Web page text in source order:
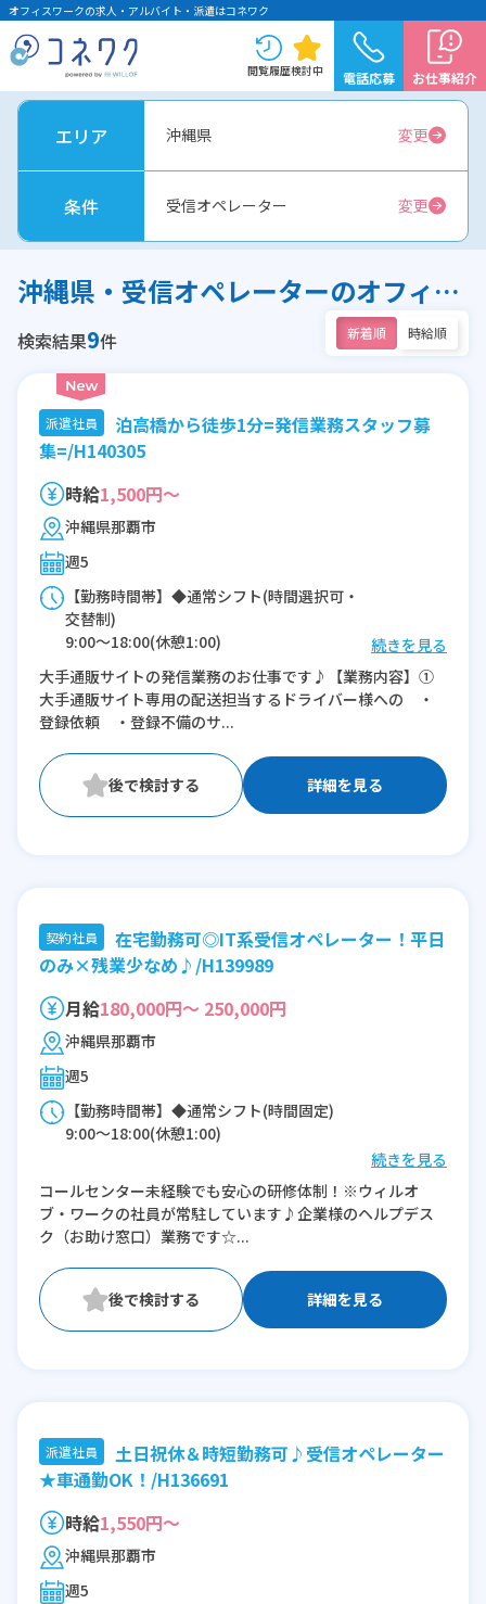
オフィスワークの求人・アルバイト・派遣はコネワク
閲覧履歴検討中 電話応募 お仕事紹介
エリア 沖縄県 変更
条件 受信オペレーター 変更
沖縄県・受信オペレーターのオフィスワーク求人
検索結果9件 新着順 時給順
派遣社員
泊高橋から徒歩1分=発信業務スタッフ募
集=/H140305
時給1,500円～
沖縄県那覇市
週5
【勤務時間帯】◆通常シフト(時間選択可・
交替制)
9:00〜18:00(休憩1:00)
※残業：10時間程度/月
続きを見る
大手通販サイトの発信業務のお仕事です♪【業務内容】①
大手通販サイト専用の配送担当するドライバー様への ・
登録依頼 ・登録不備のサ...
詳細を見る
契約社員
在宅勤務可◎IT系受信オペレーター！平日
のみ×残業少なめ♪/H139989
月給180,000円～ 250,000円
沖縄県那覇市
週5
【勤務時間帯】◆通常シフト(時間固定)
9:00〜18:00(休憩1:00)
続きを見る
コールセンター未経験でも安心の研修体制！※ウィルオ
ブ・ワークの社員が常駐しています♪企業様のヘルプデス
ク（お助け窓口）業務です☆...
詳細を見る
派遣社員
土日祝休＆時短勤務可♪受信オペレーター
★車通勤OK！/H136691
時給1,550円～
沖縄県那覇市
週5